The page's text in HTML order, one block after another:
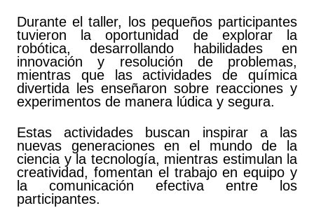
Durante el taller, los pequeños participantes
tuvieron la oportunidad de explorar la
robótica, desarrollando habilidades en
innovación y resolución de problemas,
mientras que las actividades de química
divertida les enseñaron sobre reacciones y
experimentos de manera lúdica y segura.
Estas actividades buscan inspirar a las
nuevas generaciones en el mundo de la
ciencia y la tecnología, mientras estimulan la
creatividad, fomentan el trabajo en equipo y
la comunicación efectiva entre los
participantes.